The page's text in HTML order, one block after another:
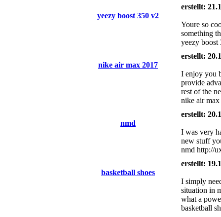
yeezy boost 350 v2
erstellt:
Youre so
something
yeezy
nike air max 2017
erstellt:
I enjoy you
provide
rest of the
nike air
nmd
erstellt:
I was very
new stuff
nmd http://
basketball shoes
erstellt:
I simply
situation in
what a
basketball